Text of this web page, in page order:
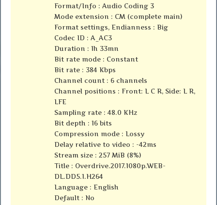
Format/Info : Audio Coding 3
Mode extension : CM (complete main)
Format settings, Endianness : Big
Codec ID : A_AC3
Duration : 1h 33mn
Bit rate mode : Constant
Bit rate : 384 Kbps
Channel count : 6 channels
Channel positions : Front: L C R, Side: L R,
LFE
Sampling rate : 48.0 KHz
Bit depth : 16 bits
Compression mode : Lossy
Delay relative to video : -42ms
Stream size : 257 MiB (8%)
Title : Overdrive.2017.1080p.WEB-
DL.DD5.1.H264
Language : English
Default : No